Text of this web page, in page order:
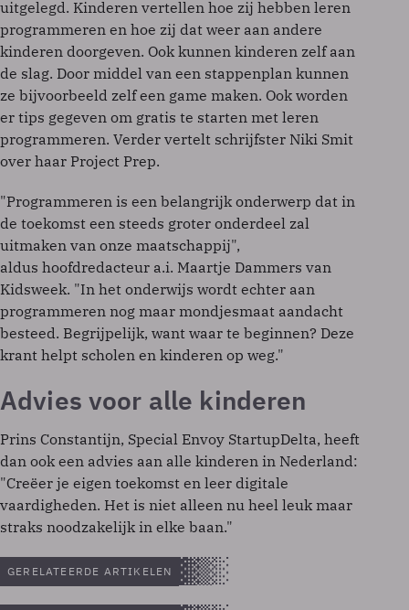
uitgelegd. Kinderen vertellen hoe zij hebben leren
programmeren en hoe zij dat weer aan andere
kinderen doorgeven. Ook kunnen kinderen zelf aan
de slag. Door middel van een stappenplan kunnen
ze bijvoorbeeld zelf een game maken. Ook worden
er tips gegeven om gratis te starten met leren
programmeren. Verder vertelt schrijfster Niki Smit
over haar Project Prep.
"Programmeren is een belangrijk onderwerp dat in
de toekomst een steeds groter onderdeel zal
uitmaken van onze maatschappij",
aldus hoofdredacteur a.i. Maartje Dammers van
Kidsweek. "In het onderwijs wordt echter aan
programmeren nog maar mondjesmaat aandacht
besteed. Begrijpelijk, want waar te beginnen? Deze
krant helpt scholen en kinderen op weg."
Advies voor alle kinderen
Prins Constantijn, Special Envoy StartupDelta, heeft
dan ook een advies aan alle kinderen in Nederland:
"Creëer je eigen toekomst en leer digitale
vaardigheden. Het is niet alleen nu heel leuk maar
straks noodzakelijk in elke baan."
GERELATEERDE ARTIKELEN